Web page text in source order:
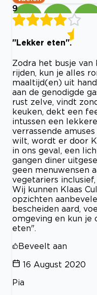
9
"Lekker eten".
Zodra het busje van
rijden, kun je alles
maaltijd(en) uit
aan de genodigde
rust zelve, vindt
keuken, dekt een
intussen een
verrassende
wilt, wordt er door
in ons geval, een
gangen diner
geen menuwensen
vegetariers
Wij kunnen Klaas
opzichten
bescheiden aard,
omgeving en kun
eten".
Beveelt aan
16 August 2020
Pia